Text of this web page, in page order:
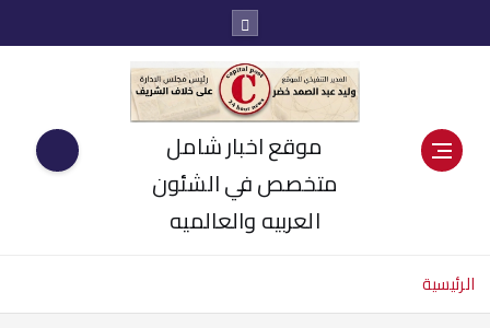
م
موقع اخبار شامل
متخصص في الشئون
العربيه والعالميه
الرئيسية